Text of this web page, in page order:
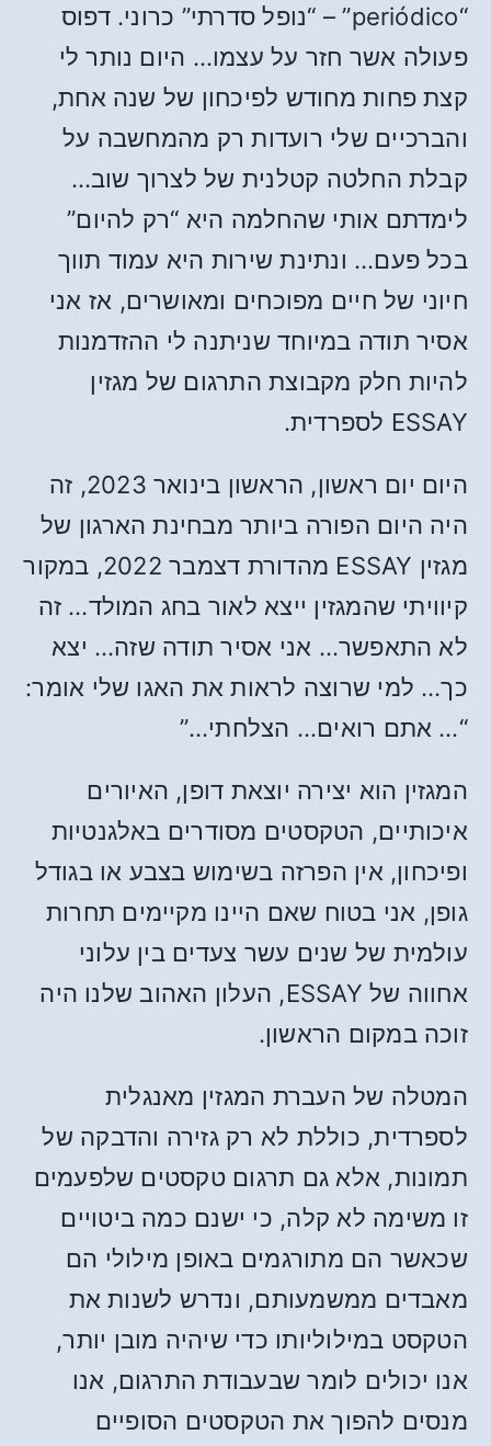
“periódico” – “נופל סדרתי” כרוני. דפוס
פעולה אשר חזר על עצמו… היום נותר לי
קצת פחות מחודש לפיכחון של שנה אחת,
והברכיים שלי רועדות רק מהמחשבה על
קבלת החלטה קטלנית של לצרוך שוב…
לימדתם אותי שהחלמה היא “רק להיום”
בכל פעם… ונתינת שירות היא עמוד תווך
חיוני של חיים מפוכחים ומאושרים, אז אני
אסיר תודה במיוחד שניתנה לי ההזדמנות
להיות חלק מקבוצת התרגום של מגזין
ESSAY לספרדית.
היום יום ראשון, הראשון בינואר 2023, זה
היה היום הפורה ביותר מבחינת הארגון של
מגזין ESSAY מהדורת דצמבר 2022, במקור
קיוויתי שהמגזין ייצא לאור בחג המולד… זה
לא התאפשר… אני אסיר תודה שזה… יצא
כך… למי שרוצה לראות את האגו שלי אומר:
“… אתם רואים… הצלחתי…”
המגזין הוא יצירה יוצאת דופן, האיורים
איכותיים, הטקסטים מסודרים באלגנטיות
ופיכחון, אין הפרזה בשימוש בצבע או בגודל
גופן, אני בטוח שאם היינו מקיימים תחרות
עולמית של שנים עשר צעדים בין עלוני
אחווה של ESSAY, העלון האהוב שלנו היה
זוכה במקום הראשון.
המטלה של העברת המגזין מאנגלית
לספרדית, כוללת לא רק גזירה והדבקה של
תמונות, אלא גם תרגום טקסטים שלפעמים
זו משימה לא קלה, כי ישנם כמה ביטויים
שכאשר הם מתורגמים באופן מילולי הם
מאבדים ממשמעותם, ונדרש לשנות את
הטקסט במילוליותו כדי שיהיה מובן יותר,
אנו יכולים לומר שבעבודת התרגום, אנו
מנסים להפוך את הטקסטים הסופיים